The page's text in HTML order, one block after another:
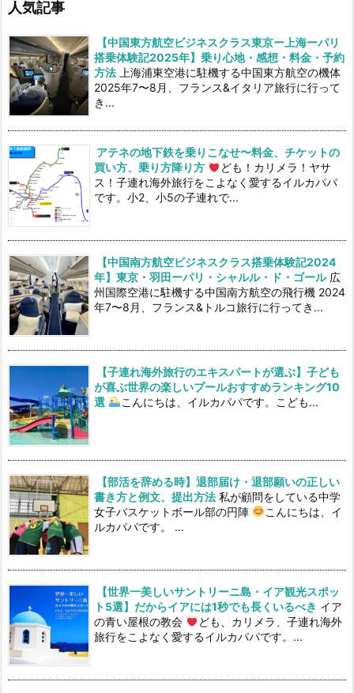
人気記事
【中国東方航空ビジネスクラス東京ー上海ーパリ
搭乗体験記2025年】乗り心地・感想・料金・予約
方法 上海浦東空港に駐機する中国東方航空の機体
2025年7〜8月、フランス&イタリア旅行に行って
き...
アテネの地下鉄を乗りこなせ〜料金、チケットの
買い方、乗り方降り方
ども！カリメラ！ヤサ
ス！子連れ海外旅行をこよなく愛するイルカパパ
です。小2、小5の子連れで...
【中国南方航空ビジネスクラス搭乗体験記2024
年】東京・羽田ーパリ・シャルル・ド・ゴール 広
州国際空港に駐機する中国南方航空の飛行機 2024
年7〜8月、フランス&トルコ旅行に行ってき...
【子連れ海外旅行のエキスパートが選ぶ】子ども
が喜ぶ世界の楽しいプールおすすめランキング10
選
こんにちは、イルカパパです。こども...
【部活を辞める時】退部届け・退部願いの正しい
書き方と例文、提出方法 私が顧問をしている中学
女子バスケットボール部の円陣
こんにちは、イ
ルカパパです。 ...
【世界一美しいサントリーニ島・イア観光スポッ
ト5選】だからイアには1秒でも長くいるべき イア
の青い屋根の教会
ども、カリメラ、子連れ海外
旅行をこよなく愛するイルカパパです。...